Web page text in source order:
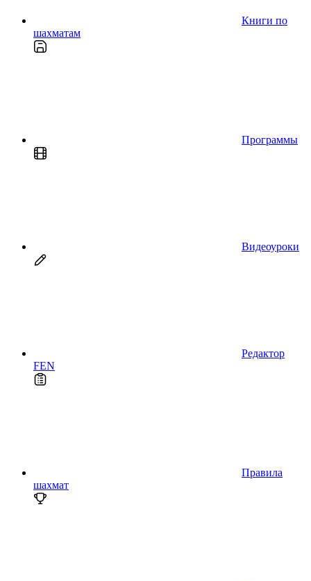
Книги по
шахматам
Программы
Видеоуроки
Редактор
FEN
Правила
шахмат